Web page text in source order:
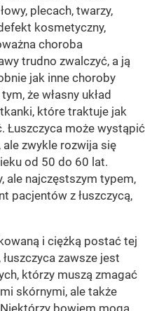
plecach, twarzy,
kosmetyczny,
choroba
trudno zwalczyć, a ją
jak inne choroby
że własny układ
które traktuje jak
Łuszczyca może wystąpić
zwykle rozwija się
od 50 do 60 lat.
ale najczęstszym typem,
pacjentów z łuszczycą,
i ciężką postać tej
zawsze jest
którzy muszą zmagać
skórnymi, ale także